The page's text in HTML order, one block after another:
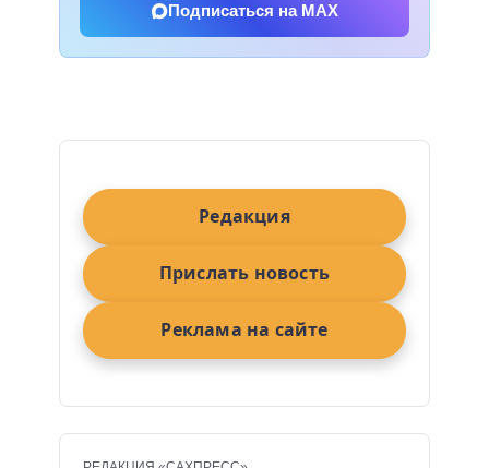
Подписаться на MAX
Редакция
Прислать новость
Реклама на сайте